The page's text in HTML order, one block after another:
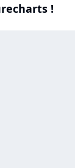
!